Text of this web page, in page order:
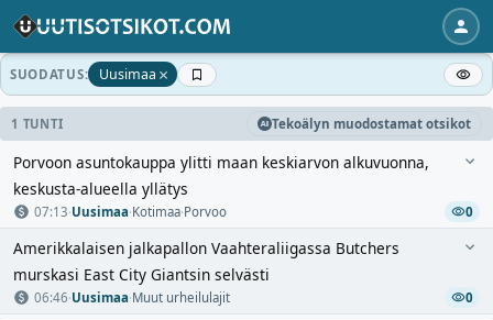
SUODATUS: Uusimaa ×
1 TUNTI Tekoälyn muodostamat otsikot
Porvoon asuntokauppa ylitti maan keskiarvon alkuvuonna,
keskusta-alueella yllätys
07:13·Uusimaa·Kotimaa·Porvoo 0
Amerikkalaisen jalkapallon Vaahteraliigassa Butchers
murskasi East City Giantsin selvästi
06:46·Uusimaa·Muut urheilulajit 0